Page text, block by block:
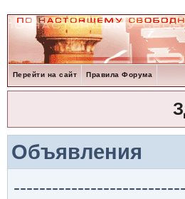
Перейти на сайт Правила Форума
Объявления